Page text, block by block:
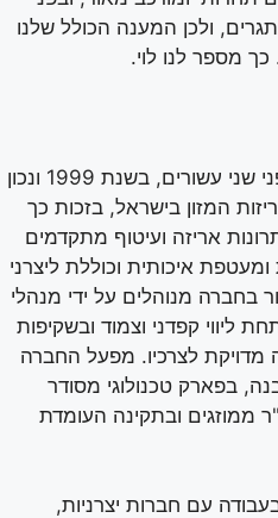
ולכן המענה הכולל שלנו
מספר לנו לוי.
נוסדה לפני שני עשורים, בשנת 1999 ונכון
המזון בישראל, בזכות כך
אריזה ועיטוף מתקדמים
איכותית וכוללת ליצרני
בחברה מנוהלים על ידי מנהלי
ליווי קפדני וצמוד ובשקיפות
לצרכיו. מפעל החברה
בפארק טכנולוגי מסודר
המתפרש על 3,000 מ"ר ממוזגים ובתקינה העומדת
עם חברות יצרניות,